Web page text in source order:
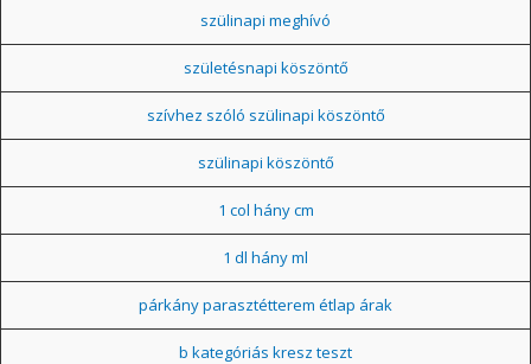
szülinapi meghívó
születésnapi köszöntő
szívhez szóló szülinapi köszöntő
szülinapi köszöntő
1 col hány cm
1 dl hány ml
párkány parasztétterem étlap árak
b kategóriás kresz teszt